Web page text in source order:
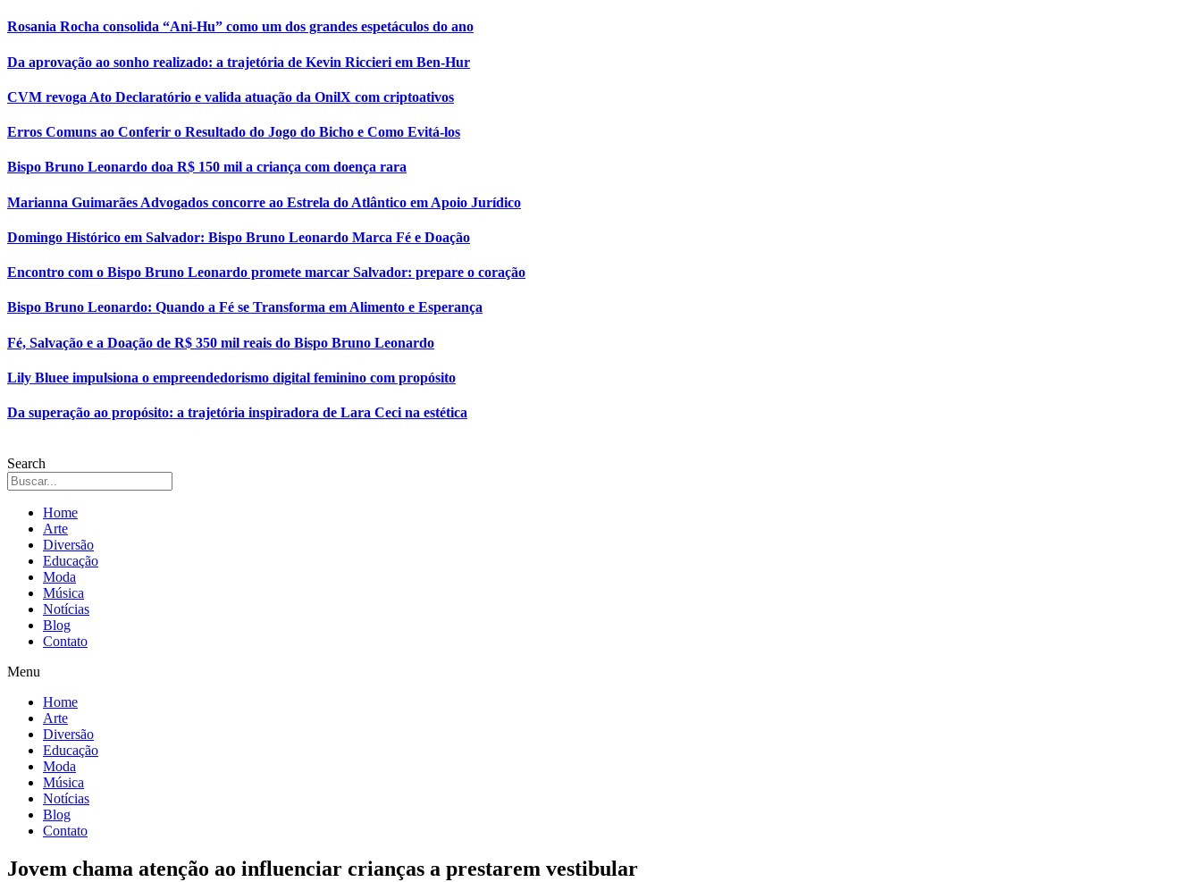
Rosania Rocha consolida “Ani-Hu” como um dos grandes espetáculos do ano
Da aprovação ao sonho realizado: a trajetória de Kevin Riccieri em Ben-Hur
CVM revoga Ato Declaratório e valida atuação da OnilX com criptoativos
Erros Comuns ao Conferir o Resultado do Jogo do Bicho e Como Evitá-los
Bispo Bruno Leonardo doa R$ 150 mil a criança com doença rara
Marianna Guimarães Advogados concorre ao Estrela do Atlântico em Apoio Jurídico
Domingo Histórico em Salvador: Bispo Bruno Leonardo Marca Fé e Doação
Encontro com o Bispo Bruno Leonardo promete marcar Salvador: prepare o coração
Bispo Bruno Leonardo: Quando a Fé se Transforma em Alimento e Esperança
Fé, Salvação e a Doação de R$ 350 mil reais do Bispo Bruno Leonardo
Lily Bluee impulsiona o empreendedorismo digital feminino com propósito
Da superação ao propósito: a trajetória inspiradora de Lara Ceci na estética
Search
Home
Arte
Diversão
Educação
Moda
Música
Notícias
Blog
Contato
Menu
Home
Arte
Diversão
Educação
Moda
Música
Notícias
Blog
Contato
Jovem chama atenção ao influenciar crianças a prestarem vestibular